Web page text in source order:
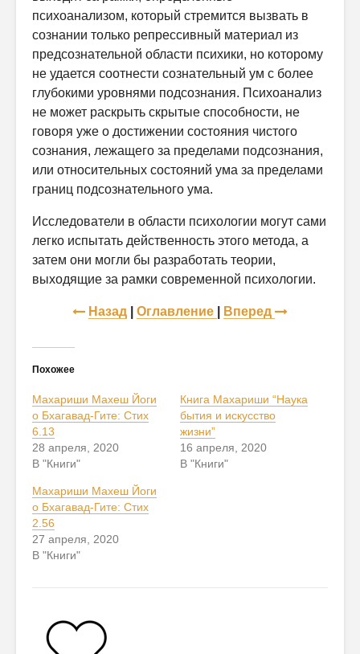
психоанализом, который стремится вызвать в
сознании только репрессивный материал из
предсознательной области психики, но которому
не удается соотнести сознательный ум с более
глубокими уровнями подсознания. Психоанализ
не может раскрыть скрытые способности, не
говоря уже о достижении состояния чистого
сознания, лежащего за пределами подсознания,
или относительных состояний ума за пределами
границ подсознательного ума.
Исследователи в области психологии могут сами
легко испытать действенность этого метода, а
затем они могли бы разработать теории,
выходящие за рамки современной психологии.
Назад Оглавление Вперед
Похожее
Махариши Махеш Йоги
о Бхагавад-Гите: Стих
6.13
28 апреля, 2020
В "Книги"
Книга Махариши “Наука
бытия и искусство
жизни”
16 апреля, 2020
В "Книги"
Махариши Махеш Йоги
о Бхагавад-Гите: Стих
2.56
27 апреля, 2020
В "Книги"